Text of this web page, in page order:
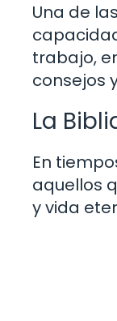
Una de
trabajo,
consejos
La
En
aquellos
y vida